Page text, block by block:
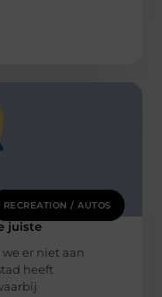
RECREATION / AUTOS
juiste
er niet aan
heeft